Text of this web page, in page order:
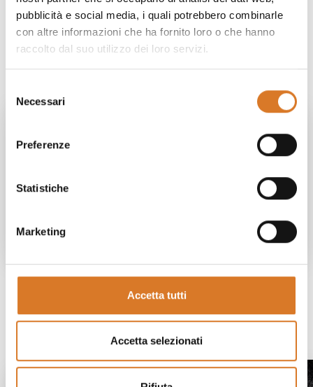
pubblicità e social media, i quali potrebbero combinarle
con altre informazioni che ha fornito loro o che hanno
raccolto dal suo utilizzo dei loro servizi.
delNecessari
Preferenze
Statistiche
Marketing
Accetta tutti
Accetta selezionati
Hai bisogno di maggiori
Ti potrebbe interessare anche